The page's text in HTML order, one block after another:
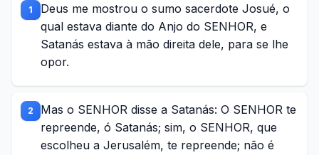
1
Deus me mostrou o sumo sacerdote Josué, o
qual estava diante do Anjo do SENHOR, e
Satanás estava à mão direita dele, para se lhe
opor.
2
Mas o SENHOR disse a Satanás: O SENHOR te
repreende, ó Satanás; sim, o SENHOR, que
escolheu a Jerusalém, te repreende; não é